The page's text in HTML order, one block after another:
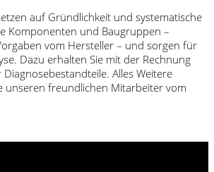
auf Gründlichkeit und systematische
Komponenten und Baugruppen –
vom Hersteller – und sorgen für
Dazu erhalten Sie mit der Rechnung
Alles Weitere
unseren freundlichen Mitarbeiter vom